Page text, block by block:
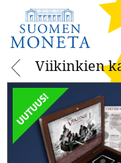
Viikinkien
Viikinkien